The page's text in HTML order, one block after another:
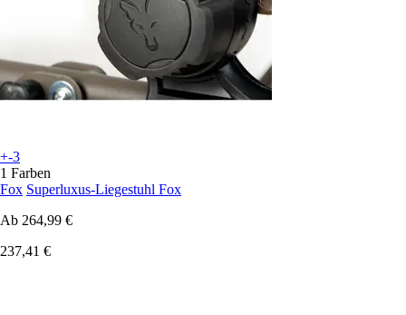
+-3
1 Farben
Fox Superluxus-Liegestuhl Fox
Ab 264,99 €
237,41 €